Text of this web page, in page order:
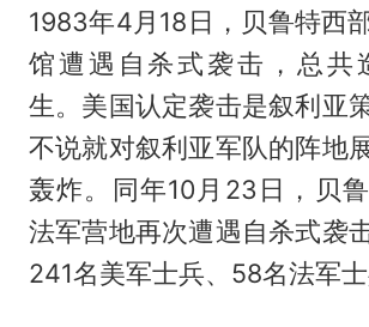
1983年4月18日，贝鲁特西
馆遭遇自杀式袭击，总共
生。美国认定袭击是叙利亚
不说就对叙利亚军队的阵地
轰炸。同年10月23日，贝
法军营地再次遭遇自杀式袭
241名美军士兵、58名法军士